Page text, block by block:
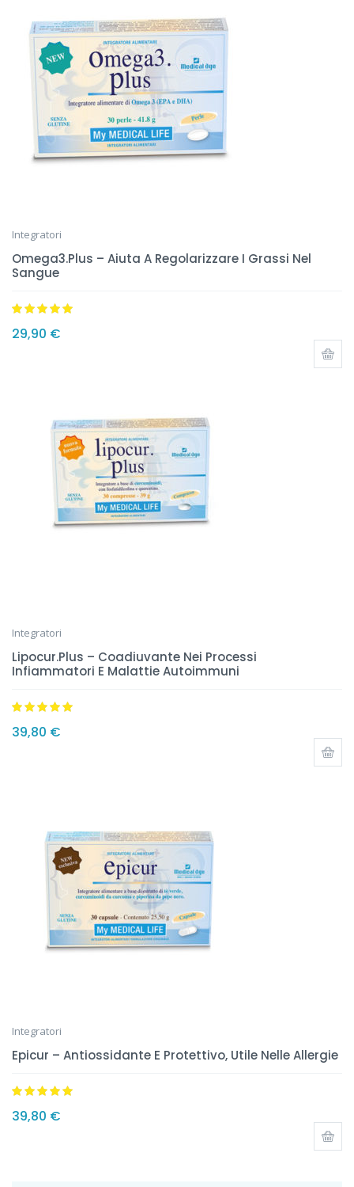
Integratori
Omega3.Plus – Aiuta A Regolarizzare I Grassi Nel
Sangue
su 5
29,90 €
Integratori
Lipocur.Plus – Coadiuvante Nei Processi
Infiammatori E Malattie Autoimmuni
su 5
39,80 €
Integratori
Epicur – Antiossidante E Protettivo, Utile Nelle Allergie
su 5
39,80 €